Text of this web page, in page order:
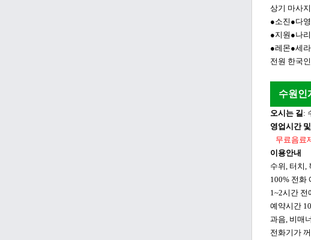
상기 마사
●소진●다
●지원●나
●레몬●세
전원 한국
수원인
오시는 길:
영업시간
무료음료
이용안내
수위, 터치,
100% 전화
1~2시간
예약시간
과음, 비매
전화기가